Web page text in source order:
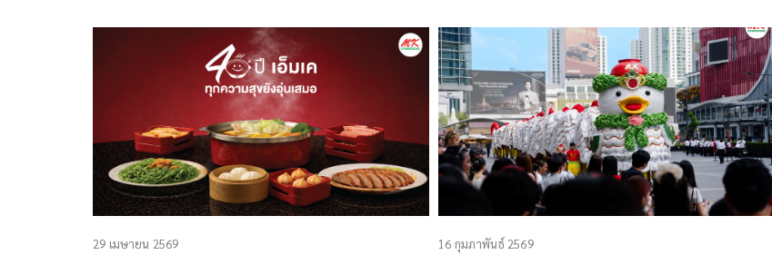
29 เมษายน 2569 16 กุมภาพันธ์ 2569